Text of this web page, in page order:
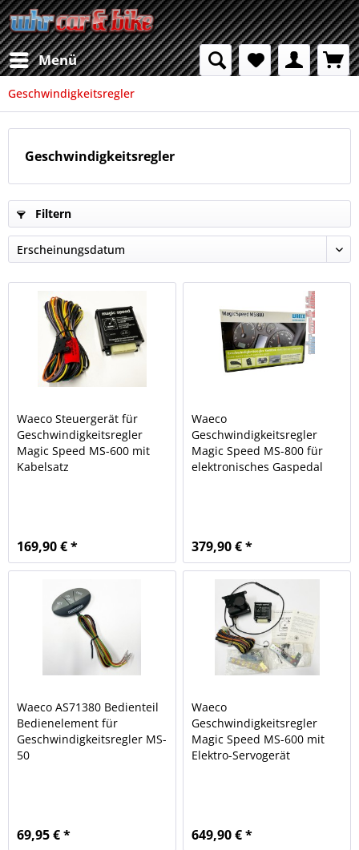
Menü
Geschwindigkeitsregler
Geschwindigkeitsregler
Filtern
Waeco Steuergerät für
Geschwindigkeitsregler
Magic Speed MS-600 mit
Kabelsatz
169,90 € *
Waeco
Geschwindigkeitsregler
Magic Speed MS-800 für
elektronisches Gaspedal
379,90 € *
Waeco AS71380 Bedienteil
Bedienelement für
Geschwindigkeitsregler MS-
50
69,95 € *
Waeco
Geschwindigkeitsregler
Magic Speed MS-600 mit
Elektro-Servogerät
649,90 € *